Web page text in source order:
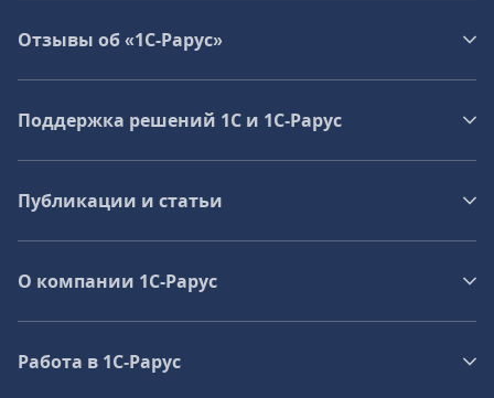
Отзывы об «1С-Рарус»
Поддержка решений 1С и 1С‑Рарус
Публикации и статьи
О компании 1C-Рарус
Работа в 1С‑Рарус